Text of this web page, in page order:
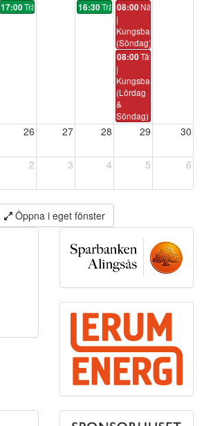
08:00Närvaro
|
Kungsbackaspelen
(Söndag)
08:00Tävling
|
Kungsbackaspelen
(Lördag
&
Söndag)
17:00Träning 16:30Träning
26 27 28 29 30
2 3 4 5 6
Öppna i eget fönster